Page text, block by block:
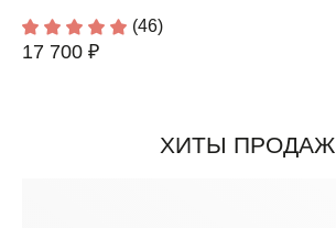
(46)
17 700 ₽
ХИТЫ ПРОДАЖ